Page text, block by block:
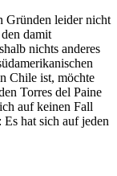
Gründen leider nicht
damit
nichts anderes
Chile ist, möchte
Torres del Paine
auf keinen Fall
hat sich auf jeden